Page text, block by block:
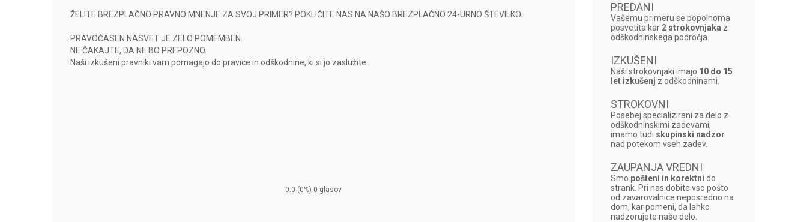
ŽELITE BREZPLAČNO PRAVNO MNENJE ZA SVOJ PRIMER? POKLIČITE NAS NA NAŠO BREZPLAČNO 24-URNO ŠTEVILKO.
PRAVOČASEN NASVET JE ZELO POMEMBEN.
NE ČAKAJTE, DA NE BO PREPOZNO.
Naši izkušeni pravniki vam pomagajo do pravice in odškodnine, ki si jo zaslužite.
0.0 (0%) 0 glasov
PREDANI
Vašemu primeru se popolnoma
posvetita kar 2 strokovnjaka z
odškodninskega področja.
IZKUŠENI
Naši strokovnjaki imajo 10 do 15
let izkušenj z odškodninami.
STROKOVNI
Posebej specializirani za delo z
odškodninskimi zadevami,
imamo tudi skupinski nadzor
nad potekom vseh zadev.
ZAUPANJA VREDNI
Smo pošteni in korektni do
strank. Pri nas dobite vso pošto
od zavarovalnice neposredno na
dom, kar pomeni, da lahko
nadzorujete naše delo.